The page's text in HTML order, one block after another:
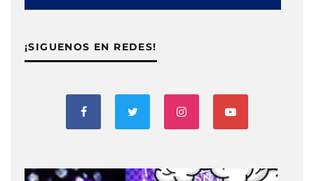
¡SIGUENOS EN REDES!